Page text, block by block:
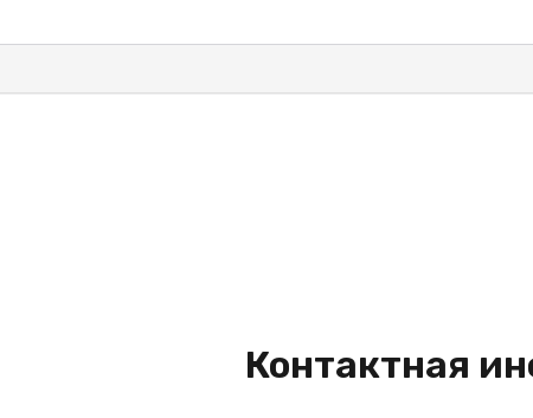
Контактная